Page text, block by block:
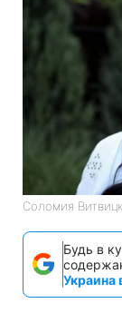
Соломия
Будь в
Украина